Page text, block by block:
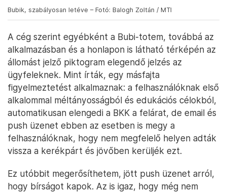
Bubik, szabályosan letéve – Fotó: Balogh Zoltán / MTI
A cég szerint egyébként a Bubi-totem, továbbá az
alkalmazásban és a honlapon is látható térképén az
állomást jelző piktogram elegendő jelzés az
ügyfeleknek. Mint írták, egy másfajta
figyelmeztetést alkalmaznak: a felhasználóknak első
alkalommal méltányosságból és edukációs célokból,
automatikusan elengedi a BKK a felárat, de email és
push üzenet ebben az esetben is megy a
felhasználóknak, hogy nem megfelelő helyen adták
vissza a kerékpárt és jövőben kerüljék ezt.
Ez utóbbit megerősíthetem, jött push üzenet arról,
hogy bírságot kapok. Az is igaz, hogy még nem